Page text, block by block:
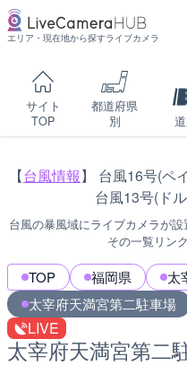
エリア・現在地から探すライブカメラ
サイト
TOP
都道府県
別
【台風情報】 台風16号(ペ
台風13号(ド
台風の暴風域にライブカメラが
その一覧リン
TOP 福岡県
太
太宰府天満宮第二駐車場
LIVE
太宰府天満宮第二